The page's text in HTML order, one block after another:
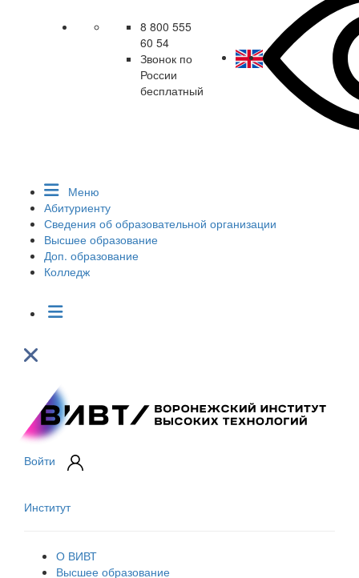
8 800 555
60 54
Звонок по
России
бесплатный
Меню
Абитуриенту
Сведения об образовательной организации
Высшее образование
Доп. образование
Колледж
Войти
Институт
О ВИВТ
Высшее образование